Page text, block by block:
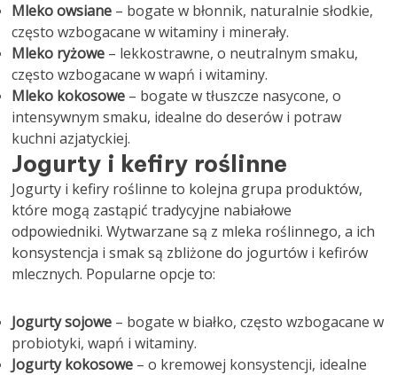
Mleko owsiane – bogate w błonnik, naturalnie słodkie,
często wzbogacane w witaminy i minerały.
Mleko ryżowe – lekkostrawne, o neutralnym smaku,
często wzbogacane w wapń i witaminy.
Mleko kokosowe – bogate w tłuszcze nasycone, o
intensywnym smaku, idealne do deserów i potraw
kuchni azjatyckiej.
Jogurty i kefiry roślinne
Jogurty i kefiry roślinne to kolejna grupa produktów,
które mogą zastąpić tradycyjne nabiałowe
odpowiedniki. Wytwarzane są z mleka roślinnego, a ich
konsystencja i smak są zbliżone do jogurtów i kefirów
mlecznych. Popularne opcje to:
Jogurty sojowe – bogate w białko, często wzbogacane w
probiotyki, wapń i witaminy.
Jogurty kokosowe – o kremowej konsystencji, idealne